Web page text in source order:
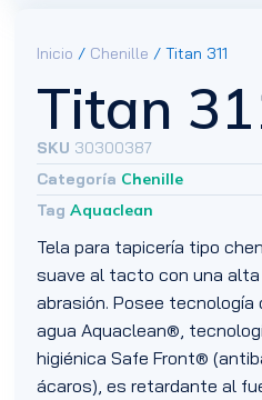
Inicio / Chenille / Titan 311
Titan
SKU 30300387
Categoría Chenille
Tag Aquaclean
Tela para tapicería tipo
suave al tacto con una
abrasión. Posee
agua Aquaclean®,
higiénica Safe Front®
ácaros), es retardante al